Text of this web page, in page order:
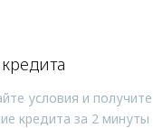
условия и получите
кредита за 2 минуты